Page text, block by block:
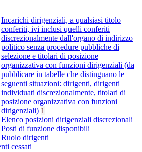
Incarichi dirigenziali, a qualsiasi titolo
conferiti, ivi inclusi quelli conferiti
discrezionalmente dall'organo di indirizzo
politico senza procedure pubbliche di
selezione e titolari di posizione
organizzativa con funzioni dirigenziali (da
pubblicare in tabelle che distinguano le
seguenti situazioni: dirigenti, dirigenti
individuati discrezionalmente, titolari di
posizione organizzativa con funzioni
dirigenziali) 1
Elenco posizioni dirigenziali discrezionali
Posti di funzione disponibili
Ruolo dirigenti
cessati